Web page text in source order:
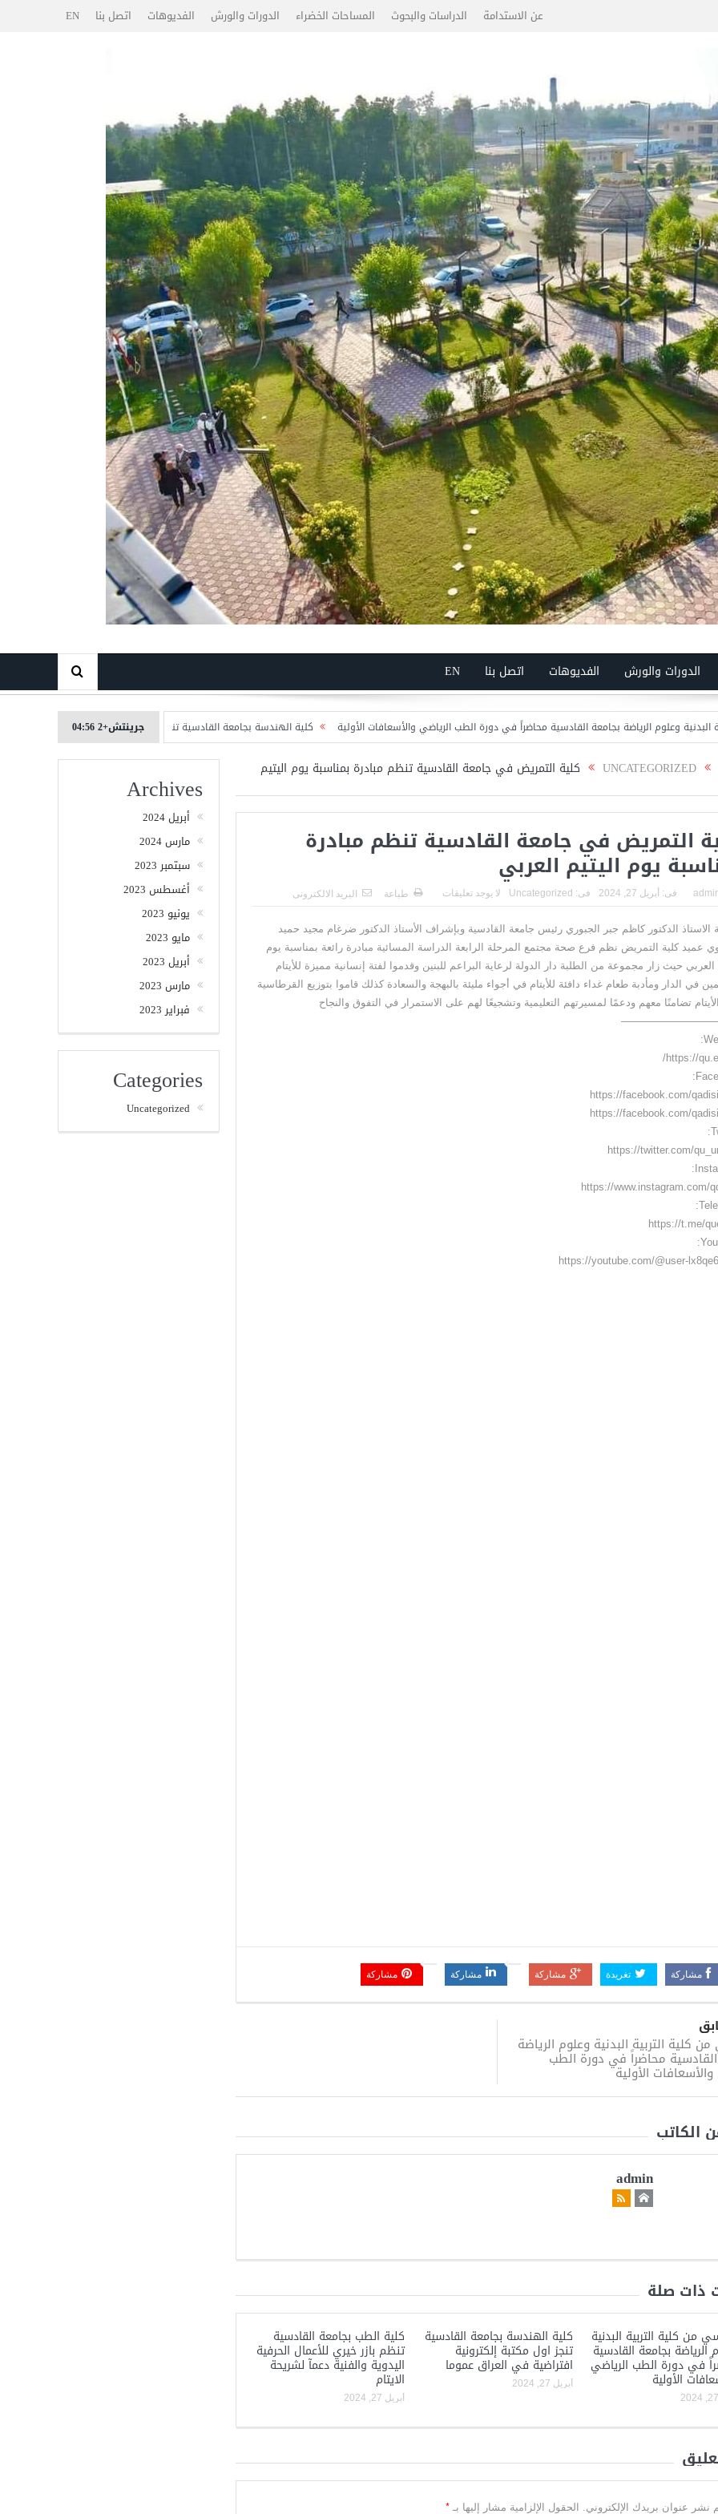
عن الاستدامة الدراسات والبحوث المساحات الخضراء الدورات والورش الفديوهات اتصل بنا EN
الدورات والورش الفديوهات اتصل بنا EN
بجامعة القادسية محاضراً في دورة الطب الرياضي والأسعافات الأولية كلية الهندسة بجامعة القادسية تنجز اول مكتبة إلكترونية افتراضية في العراق عموما
جرينتش+2 04:56
UNCATEGORIZED كلية التمريض في جامعة القادسية تنظم مبادرة بمناسبة يوم اليتيم
التمريض في جامعة القادسية تنظم مبادرة
يوم اليتيم العربي
فى: أبريل 27, 2024 فى: Uncategorized لا يوجد تعليقات طباعة البريد الالكترونى
الاستاذ الدكتور كاظم جبر الجبوري رئيس جامعة القادسية وبإشراف الأستاذ الدكتور ضرغام مجيد حميد
عميد كلية التمريض نظم فرع صحة مجتمع المرحلة الرابعة الدراسة المسائية مبادرة رائعة بمناسبة يوم
العربي حيث زار مجموعة من الطلبة دار الدولة لرعاية البراعم للبنين وقدموا لفتة إنسانية مميزة للأيتام
في الدار ومأدبة طعام غداء دافئة للأيتام في أجواء مليئة بالبهجة والسعادة كذلك قاموا بتوزيع القرطاسية
تضامنًا معهم ودعمًا لمسيرتهم التعليمية وتشجيعًا لهم على الاستمرار في التفوق والنجاح
مشاركة تغريدة مشاركة مشاركة مشاركة
كلية التربية البدنية وعلوم الرياضة
محاضراً في دورة الطب
الأولية
الكاتب
admin
ذات صلة
من كلية التربية البدنية
الرياضة بجامعة القادسية
في دورة الطب الرياضي
الأولية
كلية الهندسة بجامعة القادسية
تنجز اول مكتبة إلكترونية
افتراضية في العراق عموما
أبريل 27, 2024
كلية الطب بجامعة القادسية
تنظم بازر خيري للأعمال الحرفية
اليدوية والفنية دعمآ لشريحة
الايتام
أبريل 27, 2024
نشر عنوان بريدك الإلكتروني. الحقول الإلزامية مشار إليها بـ*
Archives
أبريل 2024
مارس 2024
سبتمبر 2023
أغسطس 2023
يونيو 2023
مايو 2023
أبريل 2023
مارس 2023
فبراير 2023
Categories
Uncategorized